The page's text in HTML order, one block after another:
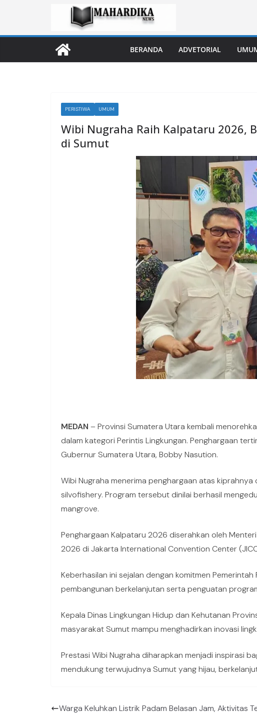
content
BERANDA ADVETORIAL
PERISTIWA UMUM
Wibi Nugraha Raih Kalpataru 2026,
di Sumut
MEDAN – Provinsi Sumatera Utara kembali
dalam kategori Perintis Lingkungan. Penghargaan
Gubernur Sumatera Utara, Bobby Nasution.
Wibi Nugraha menerima penghargaan atas
silvofishery. Program tersebut dinilai berhasil
mangrove.
Penghargaan Kalpataru 2026 diserahkan oleh
2026 di Jakarta International Convention Center
Keberhasilan ini sejalan dengan komitmen
pembangunan berkelanjutan serta penguatan
Kepala Dinas Lingkungan Hidup dan Kehutanan
masyarakat Sumut mampu menghadirkan inovasi
Prestasi Wibi Nugraha diharapkan menjadi inspirasi
mendukung terwujudnya Sumut yang hijau,
Warga Keluhkan Listrik Padam Belasan Jam, Aktivitas